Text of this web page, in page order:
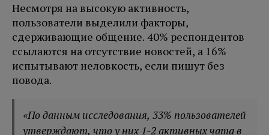
Несмотря на высокую активность,
пользователи выделили факторы,
сдерживающие общение. 40% респондентов
ссылаются на отсутствие новостей, а 16%
испытывают неловкость, если пишут без
повода.
«По данным исследования, 33% пользователей
утверждают, что у них 1-2 активных чата в